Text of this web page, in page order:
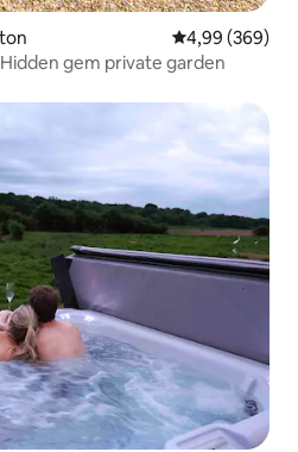
Средна
4,99 (369)
gem private garden